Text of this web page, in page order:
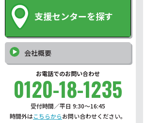
支援センターを探す
会社概要
お電話でのお問い合わせ
0120-18-1235
受付時間／平日 9:30〜16:45
時間外はこちらからお問い合わせください。